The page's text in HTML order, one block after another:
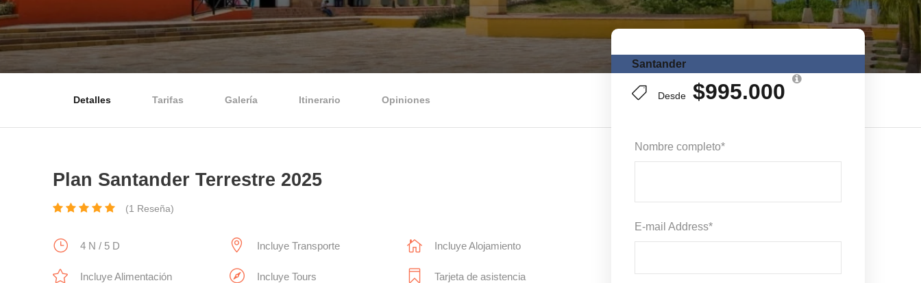
Santander
Desde $995.000
Nombre completo*
E-mail Address*
Detalles Tarifas Galería Itinerario Opiniones
Plan Santander Terrestre 2025
(1 Reseña)
4 N / 5 D Incluye Transporte Incluye Alojamiento
Incluye Alimentación Incluye Tours Tarjeta de asistencia